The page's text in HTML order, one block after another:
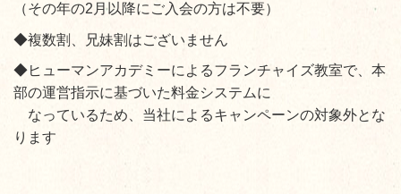
（その年の2月以降にご入会の方は不要）
◆複数割、兄妹割はございません
◆ヒューマンアカデミーによるフランチャイズ教室で、本
部の運営指示に基づいた料金システムに
なっているため、当社によるキャンペーンの対象外とな
ります